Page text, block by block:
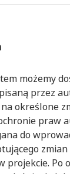
możemy
przez
określone
praw
do
zmian
projekcie. Po